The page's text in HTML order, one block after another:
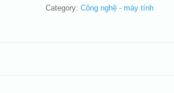
Category: Công nghệ - máy tính